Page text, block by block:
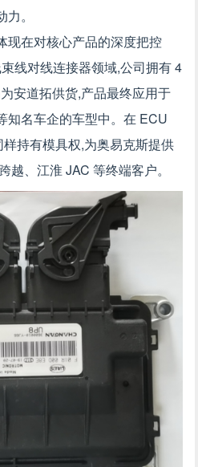
。
现在对核心产品的深度把控
线对线连接器领域,公司拥有 4
安道拓供货,产品最终应用于
知名车企的车型中。在 ECU
持有模具权,为奥易克斯提供
越、江淮 JAC 等终端客户。